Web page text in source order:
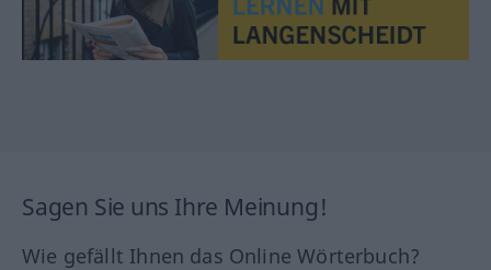
Sagen Sie uns Ihre Meinung!
Wie gefällt Ihnen das Online Wörterbuch?